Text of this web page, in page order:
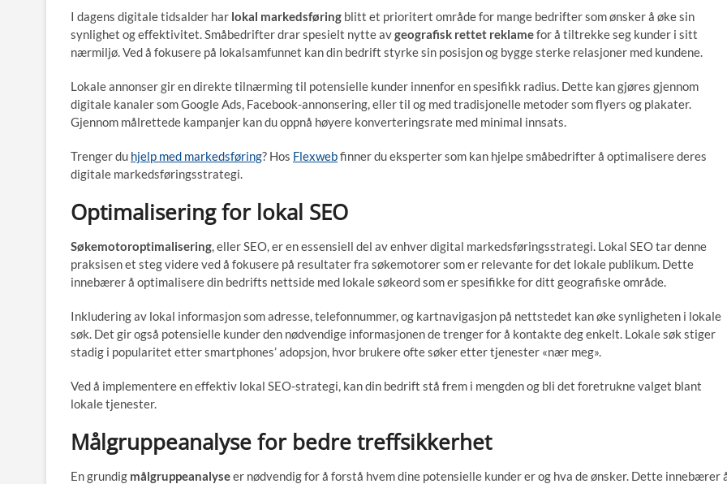
I dagens digitale tidsalder har lokal markedsføring blitt et prioritert område for mange bedrifter som ønsker å øke sin
synlighet og effektivitet. Småbedrifter drar spesielt nytte avgeografisk rettet reklamefor å tiltrekke seg kunder i sitt
nærmiljø. Ved å fokusere på lokalsamfunnet kan din bedrift styrke sin posisjon og bygge sterke relasjoner med kundene.
Lokale annonser gir en direkte tilnærming til potensielle kunder innenfor en spesifikk radius. Dette kan gjøres gjennom
digitale kanaler som Google Ads, Facebook-annonsering, eller til og med tradisjonelle metoder som flyers og plakater.
Gjennom målrettede kampanjer kan du oppnå høyere konverteringsrate med minimal innsats.
Trenger du hjelp med markedsføring? Hos Flexwebfinner du eksperter som kan hjelpe småbedrifter å optimalisere deres
digitale markedsføringsstrategi.
Optimalisering for lokal SEO
Søkemotoroptimalisering, eller SEO, er en essensiell del av enhver digital markedsføringsstrategi. Lokal SEO tar denne
praksisen et steg videre ved å fokusere på resultater fra søkemotorer som er relevante for det lokale publikum. Dette
innebærer å optimalisere din bedrifts nettside med lokale søkeord som er spesifikke for ditt geografiske område.
Inkludering av lokal informasjon som adresse, telefonnummer, og kartnavigasjon på nettstedet kan øke synligheten i lokale
søk. Det gir også potensielle kunder den nødvendige informasjonen de trenger for å kontakte deg enkelt. Lokale søk stiger
stadig i popularitet etter smartphones’ adopsjon, hvor brukere ofte søker etter tjenester «nær meg».
Ved å implementere en effektiv lokal SEO-strategi, kan din bedrift stå frem i mengden og bli det foretrukne valget blant
lokale tjenester.
Målgruppeanalyse for bedre treffsikkerhet
En grundig målgruppeanalyseer nødvendig for å forstå hvem dine potensielle kunder er og hva de ønsker. Dette innebærer